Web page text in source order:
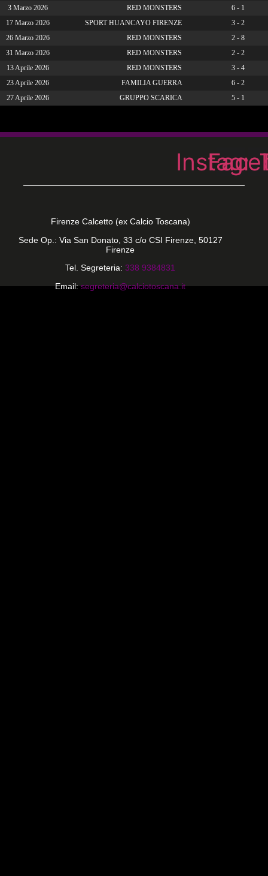
3 Marzo 2026
RED MONSTERS
6 - 1
17 Marzo 2026
SPORT HUANCAYO FIRENZE
3 - 2
26 Marzo 2026
RED MONSTERS
2 - 8
31 Marzo 2026
RED MONSTERS
2 - 2
13 Aprile 2026
RED MONSTERS
3 - 4
23 Aprile 2026
FAMILIA GUERRA
6 - 2
27 Aprile 2026
GRUPPO SCARICA 5 - 1
Firenze Calcetto (ex Calcio Toscana)
Sede Op.: Via San Donato, 33 c/o CSI Firenze, 50127
Firenze
Tel. Segreteria: 338 9384831
Email: segreteria@calciotoscana.it